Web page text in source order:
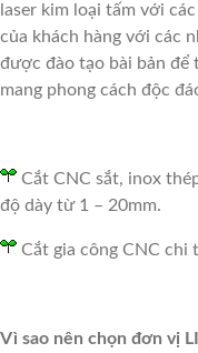
laser kim loại tấm với
của khách hàng với các
được đào tạo bài bản để
mang phong cách độc
Cắt CNC sắt, inox
độ dày từ 1 – 20mm.
Cắt gia công CNC chi
Vì sao nên chọn đơn vị